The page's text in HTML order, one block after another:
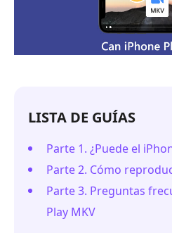
LISTA DE GUÍAS
Parte 1. ¿Puede el
Parte 2. Cómo
Parte 3. Preguntas
Play MKV